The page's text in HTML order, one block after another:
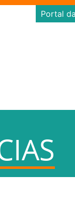
Portal